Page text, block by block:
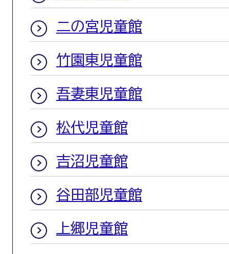
二の宮児童館
竹園東児童館
吾妻東児童館
松代児童館
吉沼児童館
谷田部児童館
上郷児童館